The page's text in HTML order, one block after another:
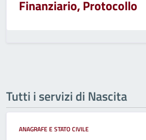
Finanziario, Protocollo
Tutti i servizi di Nascita
ANAGRAFE E STATO CIVILE